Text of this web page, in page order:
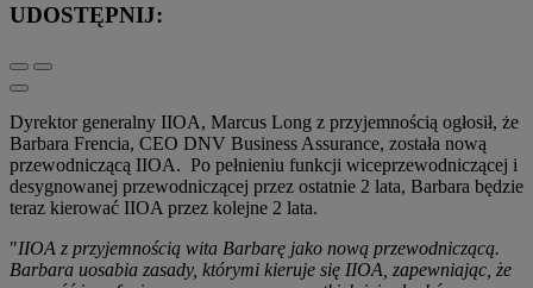
UDOSTĘPNIJ:
Dyrektor generalny IIOA, Marcus Long z przyjemnością ogłosił, że
Barbara Frencia, CEO DNV Business Assurance, została nową
przewodniczącą IIOA. Po pełnieniu funkcji wiceprzewodniczącej i
desygnowanej przewodniczącej przez ostatnie 2 lata, Barbara będzie
teraz kierować IIOA przez kolejne 2 lata.
"IIOA z przyjemnością wita Barbarę jako nową przewodniczącą.
Barbara uosabia zasady, którymi kieruje się IIOA, zapewniając, że